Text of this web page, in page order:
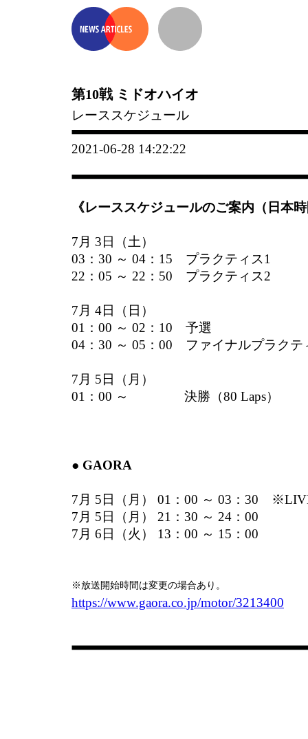
第10戦 ミドオハイオ
レーススケジュール
2021-06-28 14:22:22
《レーススケジュールのご案内（日本
7月 3日（土）
03：30 ～ 04：15 プラクティス1
22：05 ～ 22：50 プラクティス2
7月 4日（日）
01：00 ～ 02：10 予選
04：30 ～ 05：00 ファイナルプラクテ
7月 5日（月）
01：00 ～ 決勝（80 Laps）
● GAORA
7月 5日（月） 01：00 ～ 03：30
7月 5日（月） 21：30 ～ 24：00
7月 6日（火） 13：00 ～ 15：00
※放送開始時間は変更の場合あり。
https://www.gaora.co.jp/motor/3213400